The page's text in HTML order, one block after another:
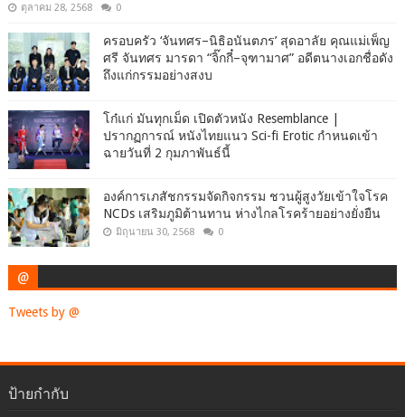
ตุลาคม 28, 2568 0
ครอบครัว ‘จันทศร–นิธิอนันตภร’ สุดอาลัย คุณแม่เพ็ญ
ศรี จันทศร มารดา “จิ๊กกี๋–จุฑามาศ” อดีตนางเอกชื่อดัง
ถึงแก่กรรมอย่างสงบ
โก๋แก่ มันทุกเม็ด เปิดตัวหนัง Resemblance |
ปรากฏการณ์ หนังไทยแนว Sci-fi Erotic กำหนดเข้า
ฉายวันที่ 2 กุมภาพันธ์นี้
องค์การเภสัชกรรมจัดกิจกรรม ชวนผู้สูงวัยเข้าใจโรค
NCDs เสริมภูมิต้านทาน ห่างไกลโรคร้ายอย่างยั่งยืน
มิถุนายน 30, 2568 0
@
Tweets by @
ป้ายกำกับ